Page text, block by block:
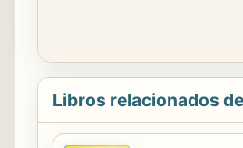
Libros relacionados